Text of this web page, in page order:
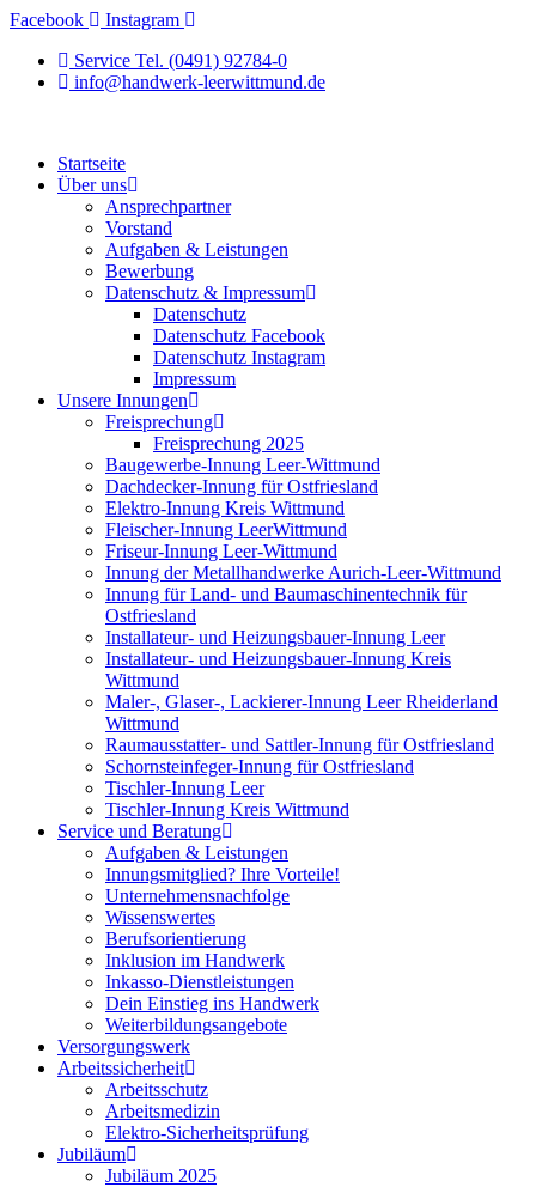
Zum
springen
Facebook
Instagram
Service Tel. (0491) 92784-0
info@handwerk-leerwittmund.de
Startseite
Über uns
Ansprechpartner
Vorstand
Aufgaben & Leistungen
Bewerbung
Datenschutz & Impressum
Datenschutz
Datenschutz Facebook
Datenschutz Instagram
Impressum
Unsere Innungen
Freisprechung
Freisprechung 2025
Baugewerbe-Innung Leer-Wittmund
Dachdecker-Innung für Ostfriesland
Elektro-Innung Kreis Wittmund
Fleischer-Innung LeerWittmund
Friseur-Innung Leer-Wittmund
Innung der Metallhandwerke Aurich-Leer-Wittmund
Innung für Land- und Baumaschinentechnik für
Ostfriesland
Installateur- und Heizungsbauer-Innung Leer
Installateur- und Heizungsbauer-Innung Kreis
Wittmund
Maler-, Glaser-, Lackierer-Innung Leer Rheiderland
Wittmund
Raumausstatter- und Sattler-Innung für Ostfriesland
Schornsteinfeger-Innung für Ostfriesland
Tischler-Innung Leer
Tischler-Innung Kreis Wittmund
Service und Beratung
Aufgaben & Leistungen
Innungsmitglied? Ihre Vorteile!
Unternehmensnachfolge
Wissenswertes
Berufsorientierung
Inklusion im Handwerk
Inkasso-Dienstleistungen
Dein Einstieg ins Handwerk
Weiterbildungsangebote
Versorgungswerk
Arbeitssicherheit
Arbeitsschutz
Arbeitsmedizin
Elektro-Sicherheitsprüfung
Jubiläum
Jubiläum 2025